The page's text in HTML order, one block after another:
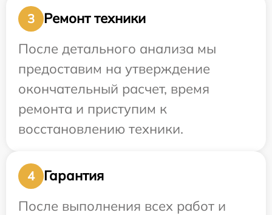
3
Ремонт техники
После детального анализа мы
предоставим на утверждение
окончательный расчет, время
ремонта и приступим к
восстановлению техники.
4
Гарантия
После выполнения всех работ и